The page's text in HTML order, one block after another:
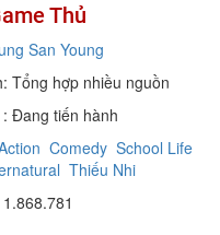
Thủ
San Young
Tổng hợp nhiều nguồn
Đang tiến hành
Comedy School Life
Thiếu Nhi